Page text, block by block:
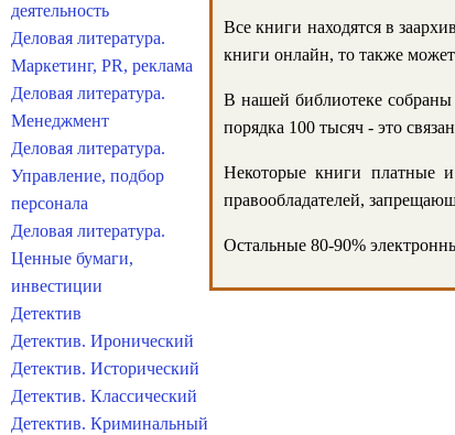
Все книги находятся в
книги онлайн, то также
В нашей библиотеке собраны
порядка 100 тысяч - это
Некоторые книги платные
правообладателей,
Остальные 80-90%
деятельность
Деловая литература.
Маркетинг, PR, реклама
Деловая литература.
Менеджмент
Деловая литература.
Управление, подбор
персонала
Деловая литература.
Ценные бумаги,
инвестиции
Детектив
Детектив. Иронический
Детектив. Исторический
Детектив. Классический
Детектив. Криминальный